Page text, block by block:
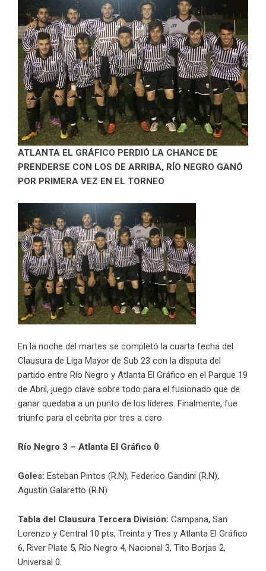
ATLANTA EL GRÁFICO PERDIÓ LA CHANCE DE
PRENDERSE CON LOS DE ARRIBA, RÍO NEGRO GANÓ
POR PRIMERA VEZ EN EL TORNEO
En la noche del martes se completó la cuarta fecha del
Clausura de Liga Mayor de Sub 23 con la disputa del
partido entre Río Negro y Atlanta El Gráfico en el Parque 19
de Abril, juego clave sobre todo para el fusionado que de
ganar quedaba a un punto de los líderes. Finalmente, fue
triunfo para el cebrita por tres a cero.
Río Negro 3 – Atlanta El Gráfico 0
Goles: Esteban Pintos (R.N), Federico Gandini (R.N),
Agustín Galaretto (R.N)
Tabla del Clausura Tercera División: Campana, San
Lorenzo y Central 10 pts, Treinta y Tres y Atlanta El Gráfico
6, River Plate 5, Río Negro 4, Nacional 3, Tito Borjas 2,
Universal 0.